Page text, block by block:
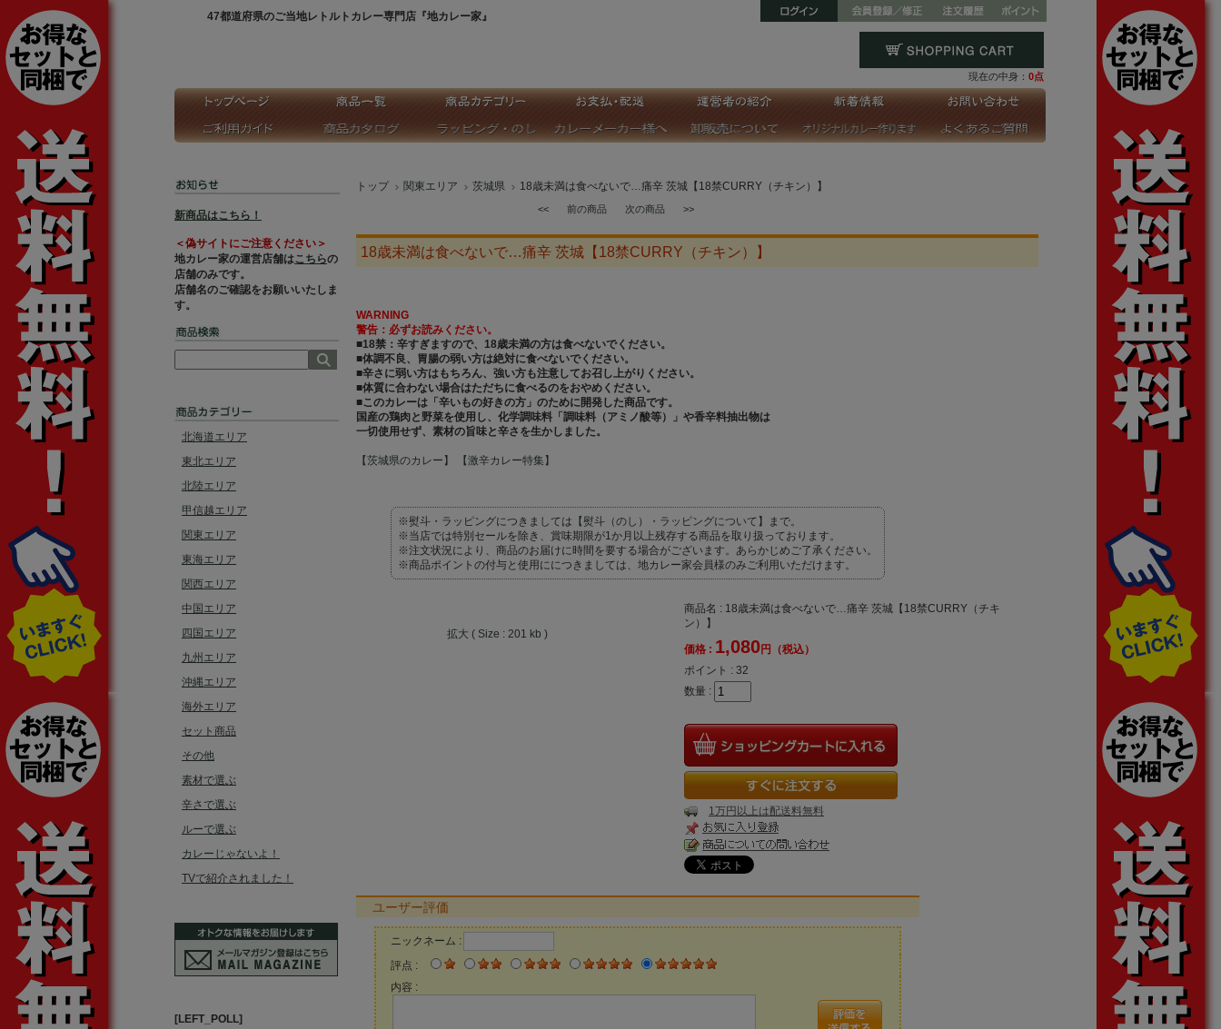
47都道府県のご当地レトルトカレー専門店『地カレー家』
現在の中身： 0点
新商品はこちら！
＜偽サイトにご注意ください＞
地カレー家の運営店舗はこちらの
店舗のみです。
店舗名のご確認をお願いいたしま
す。
北海道エリア
東北エリア
北陸エリア
甲信越エリア
関東エリア
東海エリア
関西エリア
中国エリア
四国エリア
九州エリア
沖縄エリア
海外エリア
セット商品
その他
素材で選ぶ
辛さで選ぶ
ルーで選ぶ
カレーじゃないよ！
TVで紹介されました！
[LEFT_POLL]
トップ 関東エリア 茨城県 18歳未満は食べないで…痛辛 茨城【18禁CURRY（チキン）】
<< 前の商品 次の商品 >>
18歳未満は食べないで…痛辛 茨城【18禁CURRY（チキン）】
WARNING
警告：必ずお読みください。
■18禁：辛すぎますので、18歳未満の方は食べないでください。
■体調不良、胃腸の弱い方は絶対に食べないでください。
■辛さに弱い方はもちろん、強い方も注意してお召し上がりください。
■体質に合わない場合はただちに食べるのをおやめください。
■このカレーは「辛いもの好きの方」のために開発した商品です。
国産の鶏肉と野菜を使用し、化学調味料「調味料（アミノ酸等）」や香辛料抽出物は
一切使用せず、素材の旨味と辛さを生かしました。
【茨城県のカレー】 【激辛カレー特集】
※熨斗・ラッピングにつきましては 【熨斗（のし）・ラッピングについて】
まで。
※当店では特別セールを除き、賞味期限が1か月以上残存する商品を取り扱っております。
※注文状況により、商品のお届けに時間を要する場合がございます。あらかじめご了承ください。
※商品ポイントの付与と使用ににつきましては、地カレー家会員様のみご利用いただけます。
拡大 ( Size : 201 kb )
商品名 : 18歳未満は食べないで…痛辛 茨城【18禁CURRY（チキ
ン）】
価格 : 1,080円（税込）
ポイント : 32
数量 :
1万円以上は配送料無料
ユーザー評価
ニックネーム :
評点 :
内容 :